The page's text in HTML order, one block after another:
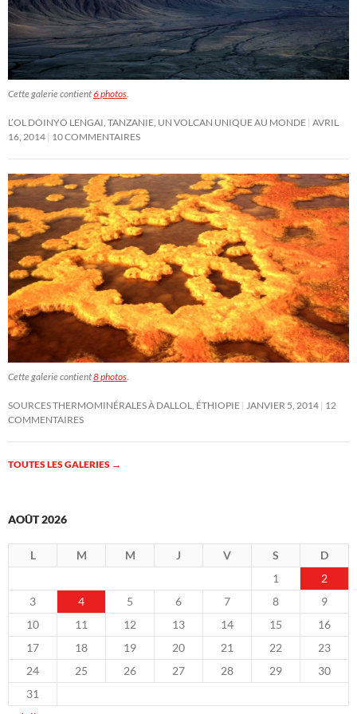
Cette galerie contient6 photos
L’OL DOINYO LENGAI, TANZANIE, UN VOLCAN UNIQUE AU MONDE AVRIL
16, 2014 10 COMMENTAIRES
Cette galerie contient8 photos
SOURCES THERMOMINÉRALES À DALLOL, ÉTHIOPIE JANVIER 5, 2014 12
COMMENTAIRES
TOUTES LES GALERIES →
AOÛT 2026
L M M J V S
D
1
2
3
4 5 6 7 8
9
10
11 12 13 14 15
16
17
18 19 20 21 22
23
24
25 26 27 28 29
30
31